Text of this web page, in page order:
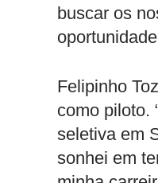
buscar os
Felipinho
como piloto.
seletiva em
sonhei em